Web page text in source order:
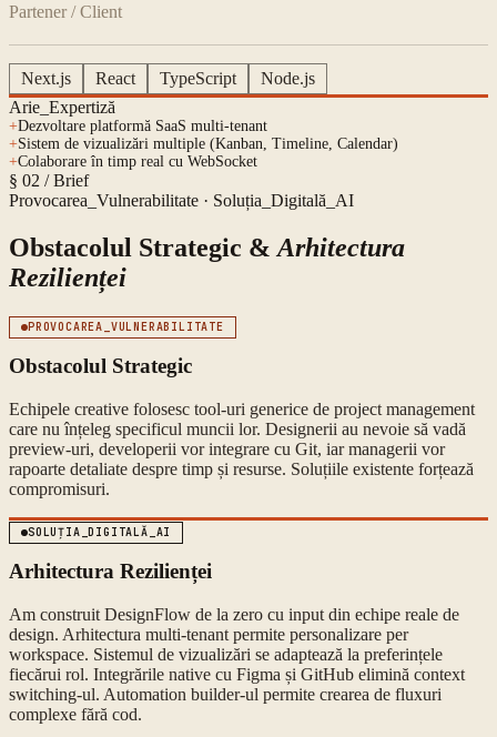
Partener / Client
Next.js React TypeScript
Node.js
Arie_Expertiză
+Dezvoltare platformă SaaS multi-tenant
+Sistem de vizualizări multiple (Kanban, Timeline, Calendar)
+Colaborare în timp real cu WebSocket
§ 02 / Brief
Provocarea_Vulnerabilitate · Soluția_Digitală_AI
Obstacolul Strategic & Arhitectura
Rezilienței
PROVOCAREA_VULNERABILITATE
Obstacolul Strategic
Echipele creative folosesc tool-uri generice de project management
care nu înțeleg specificul muncii lor. Designerii au nevoie să vadă
preview-uri, developerii vor integrare cu Git, iar managerii vor
rapoarte detaliate despre timp și resurse. Soluțiile existente forțează
compromisuri.
SOLUȚIA_DIGITALĂ_AI
Arhitectura Rezilienței
Am construit DesignFlow de la zero cu input din echipe reale de
design. Arhitectura multi-tenant permite personalizare per
workspace. Sistemul de vizualizări se adaptează la preferințele
fiecărui rol. Integrările native cu Figma și GitHub elimină context
switching-ul. Automation builder-ul permite crearea de fluxuri
complexe fără cod.